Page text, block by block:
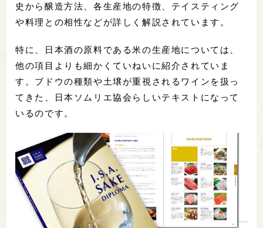
史から醸造方法、各生産地の特徴、テイスティング
や料理との相性などが詳しく解説されています。
特に、日本酒の原料である米の生産地については、
他の項目よりも細かくていねいに紹介されていま
す。ブドウの種類や土壌が重視されるワインを扱っ
てきた、日本ソムリエ協会らしいテキストになって
いるのです。